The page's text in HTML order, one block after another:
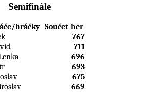
Semifinále
hráčky Součet her
767
711
696
693
675
669